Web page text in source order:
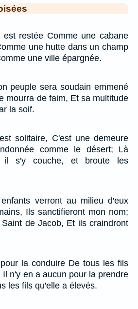
restée Comme une cabane
une hutte dans un champ
une ville épargnée.
peuple sera soudain emmené
mourra de faim, Et sa multitude
la soif.
solitaire, C'est une demeure
comme le désert; Là
il s'y couche, et broute les
verront au milieu d'eux
Ils sanctifieront mon nom;
de Jacob, Et ils craindront
la conduire De tous les fils
n'y en a aucun pour la prendre
les fils qu'elle a élevés.